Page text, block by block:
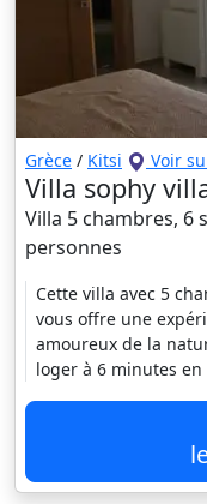
Grèce / Kitsi Voir
Villa sophy
Villa 5 chambres, 6
personnes
Cette villa avec 5
vous offre une
amoureux de la
loger à 6 minutes